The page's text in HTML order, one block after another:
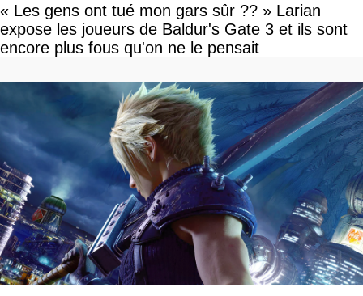
« Les gens ont tué mon gars sûr ?? » Larian
expose les joueurs de Baldur's Gate 3 et ils sont
encore plus fous qu'on ne le pensait